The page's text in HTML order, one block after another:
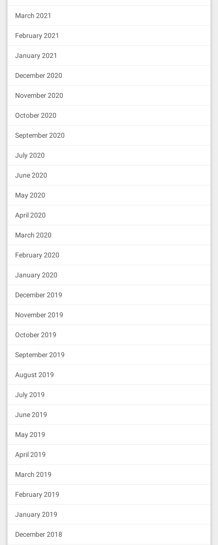
March 2021
February 2021
January 2021
December 2020
November 2020
October 2020
September 2020
July 2020
June 2020
May 2020
April 2020
March 2020
February 2020
January 2020
December 2019
November 2019
October 2019
September 2019
August 2019
July 2019
June 2019
May 2019
April 2019
March 2019
February 2019
January 2019
December 2018